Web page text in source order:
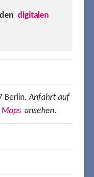
digitalen
Berlin.Anfahrt auf
ansehen.